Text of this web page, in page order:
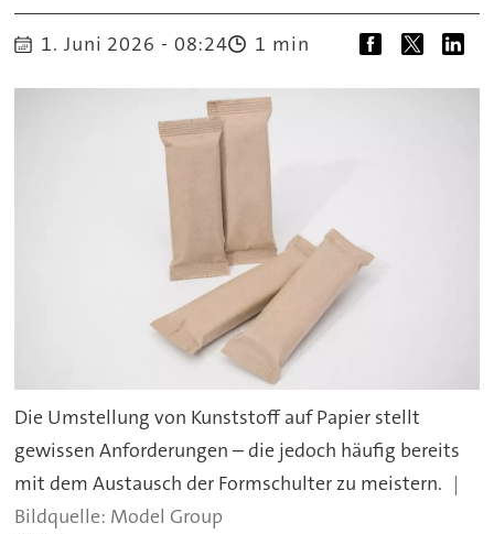
1. Juni 2026 - 08:24 1 min
Die Umstellung von Kunststoff auf Papier stellt
gewissen Anforderungen – die jedoch häufig bereits
mit dem Austausch der Formschulter zu meistern.
Model Group